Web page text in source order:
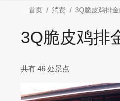
首页 消费 3Q脆皮鸡排
3Q脆皮鸡排
共有 46 处景点